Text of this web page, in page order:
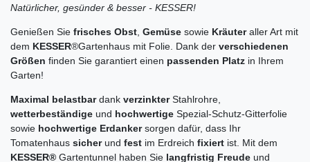
Natürlicher, gesünder & besser - KESSER!
Genießen Sie frisches Obst, Gemüse sowie Kräuteraller Art mit
dem KESSER®Gartenhaus mit Folie. Dank der verschiedenen
Größen finden Sie garantiert einen passenden Platz in Ihrem
Garten!
Maximal belastbardank verzinkterStahlrohre,
wetterbeständige und hochwertige Spezial-Schutz-Gitterfolie
sowie hochwertige Erdankersorgen dafür, dass Ihr
Tomatenhaus sicher und fest im Erdreich fixiert ist. Mit dem
KESSER® Gartentunnel haben Sie langfristig Freude und